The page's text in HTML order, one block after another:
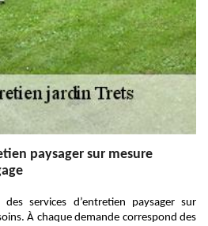
paysager sur mesure
services d’entretien paysager sur
À chaque demande correspond des